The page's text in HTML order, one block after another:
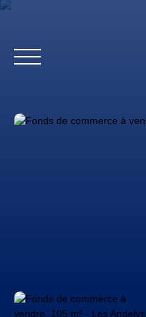
Estimation